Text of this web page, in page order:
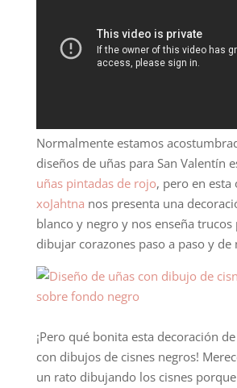
Normalmente estamos
diseños de uñas para San Valentín
uñas pintadas de rojo, pero en esta
xoJahtna nos presenta una
blanco y negro y nos enseña trucos
dibujar corazones paso a paso y de
¡Pero qué bonita esta decoración
con dibujos de cisnes negros!
un rato dibujando los cisnes